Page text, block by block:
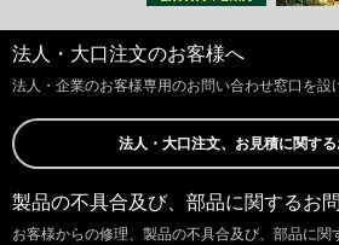
法人・大口注文のお客様へ
法人・企業のお客様専用のお問い合わせ窓口を設
法人・大口注文、お見積に関す
製品の不具合及び、部品に関するお
お客様からの修理、製品の不具合及び、部品に関